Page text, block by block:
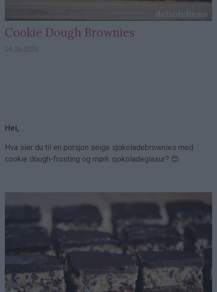
Cookie Dough Brownies
06.06.2020
Hei,
Hva sier du til en porsjon seige sjokoladebrownies med
cookie dough-frosting og mørk sjokoladeglasur? 😍